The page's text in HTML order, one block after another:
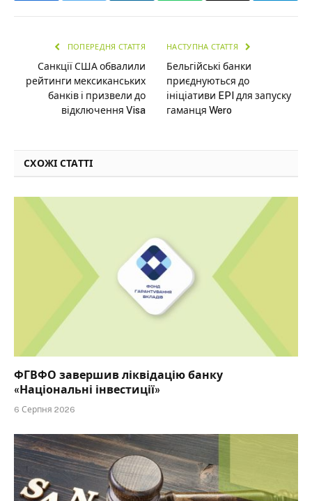
ПОПЕРЕДНЯ СТАТТЯ
Санкції США обвалили
рейтинги мексиканських
банків і призвели до
відключення Visa
НАСТУПНА СТАТТЯ
Бельгійські банки
приєднуються до
ініціативи EPI для запуску
гаманця Wero
СХОЖІ СТАТТІ
ФГВФО завершив ліквідацію банку
«Національні інвестиції»
6 Серпня 2026